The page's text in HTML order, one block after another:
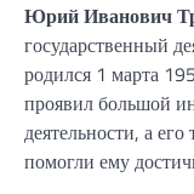
Юрий Иванович
государственный
родился 1 марта
проявил большой
деятельности, а
помогли ему